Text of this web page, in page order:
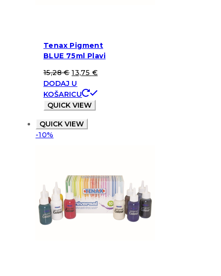
Tenax Pigment
BLUE 75ml Plavi
15,28€ 13,75 €
DODAJ U
KOŠARICU
QUICK VIEW
QUICK VIEW
-10%